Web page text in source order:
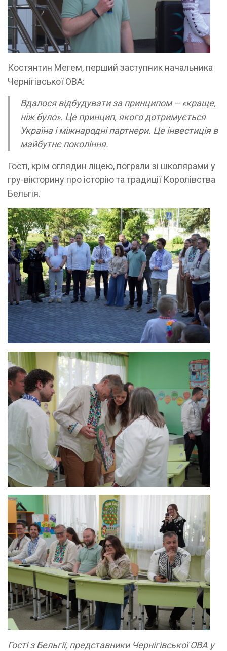
Костянтин Мегем, перший заступник начальника
Чернігівської ОВА:
Вдалося відбудувати за принципом – «краще,
ніж було». Це принцип, якого дотримується
Україна і міжнародні партнери. Це інвестиція в
майбутнє покоління.
Гості, крім оглядин ліцею, пограли зі школярами у
гру-вікторину про історію та традиції Королівства
Бельгія.
Гості з Бельгії, представники Чернігівської ОВА у